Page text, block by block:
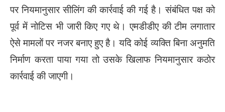
पर नियमानुसार सीलिंग की कार्रवाई की गई है। संबंधित पक्ष को
पूर्व में नोटिस भी जारी किए गए थे। एमडीडीए की टीम लगातार
ऐसे मामलों पर नजर बनाए हुए है। यदि कोई व्यक्ति बिना अनुमति
निर्माण करता पाया गया तो उसके खिलाफ नियमानुसार कठोर
कार्रवाई की जाएगी।